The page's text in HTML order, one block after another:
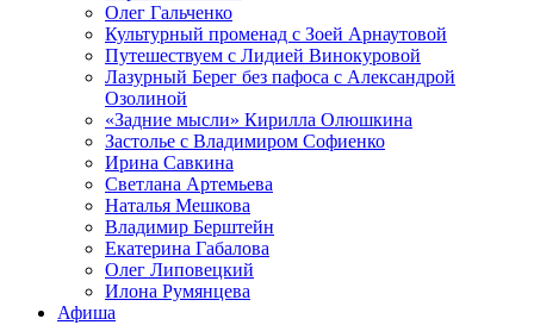
Олег Гальченко
Культурный променад с Зоей Арнаутовой
Путешествуем с Лидией Винокуровой
Лазурный Берег без пафоса с Александрой
Озолиной
«Задние мысли» Кирилла Олюшкина
Застолье с Владимиром Софиенко
Ирина Савкина
Светлана Артемьева
Наталья Мешкова
Владимир Берштейн
Екатерина Габалова
Олег Липовецкий
Илона Румянцева
Афиша